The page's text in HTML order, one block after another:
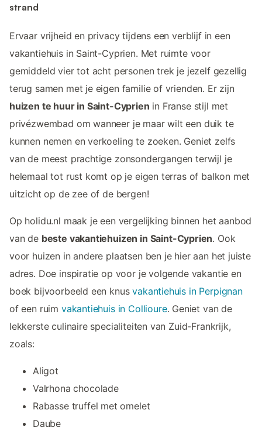
strand
Ervaar vrijheid en privacy tijdens een verblijf in een
vakantiehuis in Saint-Cyprien. Met ruimte voor
gemiddeld vier tot acht personen trek je jezelf gezellig
terug samen met je eigen familie of vrienden. Er zijn
huizen te huur in Saint-Cyprien in Franse stijl met
privézwembad om wanneer je maar wilt een duik te
kunnen nemen en verkoeling te zoeken. Geniet zelfs
van de meest prachtige zonsondergangen terwijl je
helemaal tot rust komt op je eigen terras of balkon met
uitzicht op de zee of de bergen!
Op holidu.nl maak je een vergelijking binnen het aanbod
van de beste vakantiehuizen in Saint-Cyprien. Ook
voor huizen in andere plaatsen ben je hier aan het juiste
adres. Doe inspiratie op voor je volgende vakantie en
boek bijvoorbeeld een knusvakantiehuis in Perpignan
of een ruim vakantiehuis in Collioure. Geniet van de
lekkerste culinaire specialiteiten van Zuid-Frankrijk,
zoals:
Aligot
Valrhona chocolade
Rabasse truffel met omelet
Daube